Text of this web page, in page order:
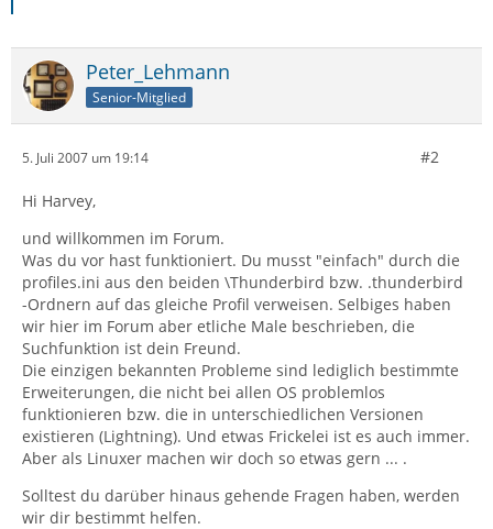
Peter_Lehmann
Senior-Mitglied
5. Juli 2007 um 19:14 #2
Hi Harvey,
und willkommen im Forum.
Was du vor hast funktioniert. Du musst "einfach" durch die
profiles.ini aus den beiden \Thunderbird bzw. .thunderbird
-Ordnern auf das gleiche Profil verweisen. Selbiges haben
wir hier im Forum aber etliche Male beschrieben, die
Suchfunktion ist dein Freund.
Die einzigen bekannten Probleme sind lediglich bestimmte
Erweiterungen, die nicht bei allen OS problemlos
funktionieren bzw. die in unterschiedlichen Versionen
existieren (Lightning). Und etwas Frickelei ist es auch immer.
Aber als Linuxer machen wir doch so etwas gern ... .
Solltest du darüber hinaus gehende Fragen haben, werden
wir dir bestimmt helfen.